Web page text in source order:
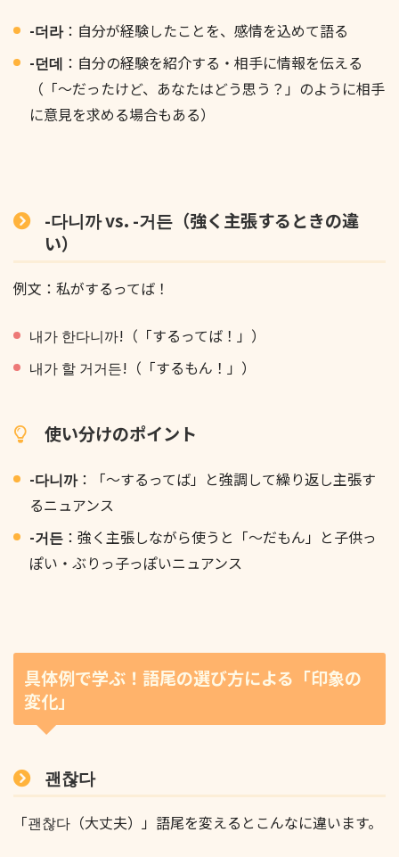
-더라：自分が経験したことを、感情を込めて語る
-던데 ：自分の経験を紹介する・相手に情報を伝える
（「〜だったけど、あなたはどう思う？」のように相手
に意見を求める場合もある）
-다니까 vs. -거든（強く主張するときの違
い）
例文：私がするってば！
내가 한다니까!（「するってば！」）
내가 할 거거든!（「するもん！」）
使い分けのポイント
-다니까：「〜するってば」と強調して繰り返し主張す
るニュアンス
-거든 ：強く主張しながら使うと「〜だもん」と子供っ
ぽい・ぶりっ子っぽいニュアンス
具体例で学ぶ！語尾の選び方による「印象の
変化」
괜찮다
「괜찮다（大丈夫）」語尾を変えるとこんなに違います。